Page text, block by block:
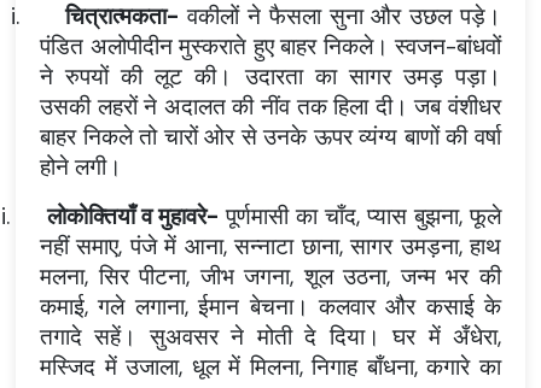
i.
चित्रात्मकता- वकीलों ने फैसला सुना और उछल पड़े।
पंडित अलोपीदीन मुस्कराते हुए बाहर निकले। स्वजन-बांधवों
ने रुपयों की लूट की। उदारता का सागर उमड़ पड़ा।
उसकी लहरों ने अदालत की नींव तक हिला दी। जब वंशीधर
बाहर निकले तो चारों ओर से उनके ऊपर व्यंग्य बाणों की वर्षा
होने लगी।
लोकोक्तियाँ व मुहावरे- पूर्णमासी का चाँद, प्यास बुझना, फूले
नहीं समाए, पंजे में आना, सन्नाटा छाना, सागर उमड़ना, हाथ
मलना, सिर पीटना, जीभ जगना, शूल उठना, जन्म भर की
कमाई, गले लगाना, ईमान बेचना। कलवार और कसाई के
तगादे सहें। सुअवसर ने मोती दे दिया। घर में अँधेरा,
मस्जिद में उजाला, धूल में मिलना, निगाह बाँधना, कगारे का